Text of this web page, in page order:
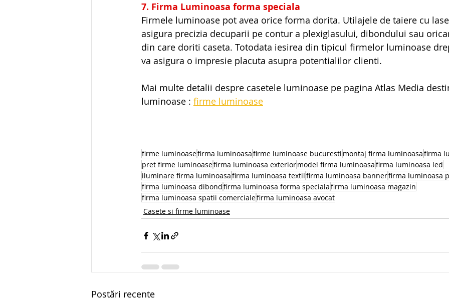
7. Firma Luminoasa forma speciala
Firmele luminoase pot avea orice forma dorita. Utilajele de taiere cu
asigura precizia decuparii pe contur a plexiglasului, dibondului sau
din care doriti caseta. Totodata iesirea din tipicul firmelor luminoase
va asigura o impresie placuta asupra potentialilor clienti.
Mai multe detalii despre casetele luminoase pe pagina Atlas Media
luminoase : firme luminoase
firme luminoasefirma luminoasafirme luminoase bucuresti montaj firma luminoasafirma
pret firme luminoasefirma luminoasa exteriormodel firma luminoasafirma luminoasa led
iluminare firma luminoasafirma luminoasa textilfirma luminoasa bannerfirma luminoasa
firma luminoasa dibondfirma luminoasa forma specialafirma luminoasa magazin
firma luminoasa spatii comercialefirma luminoasa avocat
Casete si firme luminoase
Postări recente